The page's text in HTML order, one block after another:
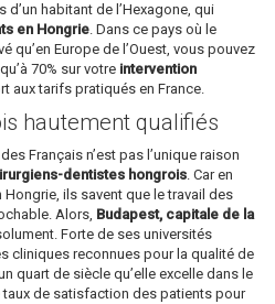
habitant de l’Hexagone, qui
en Hongrie. Dans ce pays où le
qu’en Europe de l’Ouest, vous pouvez
70% sur votre intervention
aux tarifs pratiqués en France.
hautement qualifiés
Français n’est pas l’unique raison
dentistes hongrois. Car en
ils savent que le travail des
Alors, Budapest, capitale de la
Forte de ses universités
cliniques reconnues pour la qualité de
quart de siècle qu’elle excelle dans le
taux de satisfaction des patients pour